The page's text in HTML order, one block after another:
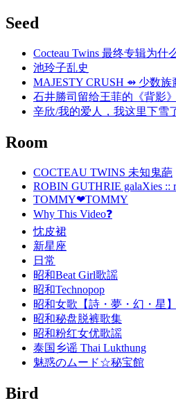
Seed
Cocteau Twins 最终专辑为什
池玲子乱史
MAJESTY CRUSH ⇴ 少数族
石井勝司留给王菲的《背影》
辛欣/我的爱人，我这里下雪
Room
COCTEAU TWINS 未知鬼葩
ROBIN GUTHRIE galaXies ::
TOMMY❤TOMMY
Why This Video❓
忱皮裙
新星座
日常
昭和Beat Girl歌謡
昭和Technopop
昭和女歌【詩・夢・幻・星】
昭和秘盘脱裤歌集
昭和粉红女优歌謡
泰国乡谣 Thai Lukthung
魅惑のムード☆秘宝館
Bird